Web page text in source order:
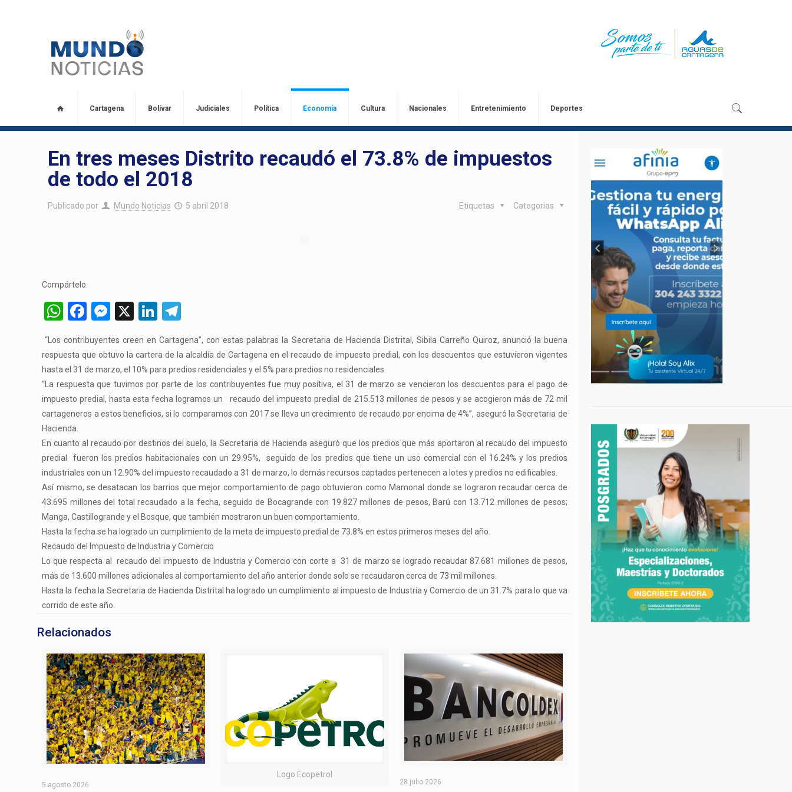
Cartagena Bolívar Judiciales Política Economía Cultura Nacionales Entretenimiento Deportes
En tres meses Distrito recaudó el 73.8% de impuestos
de todo el 2018
Publicado por Mundo Noticias 5 abril 2018 Categorias
Etiquetas
Compártelo:
WhatsApp
Facebook
Messenger
X LinkedIn
“Los contribuyentes creen en Cartagena”, con estas palabras la Secretaria de Hacienda Distrital, Sibila Carreño Quiroz, anunció la buena
respuesta que obtuvo la cartera de la alcaldía de Cartagena en el recaudo de impuesto predial, con los descuentos que estuvieron vigentes
hasta el 31 de marzo, el 10% para predios residenciales y el 5% para predios no residenciales.
“La respuesta que tuvimos por parte de los contribuyentes fue muy positiva, el 31 de marzo se vencieron los descuentos para el pago de
impuesto predial, hasta esta fecha logramos un recaudo del impuesto predial de 215.513 millones de pesos y se acogieron más de 72 mil
cartageneros a estos beneficios, si lo comparamos con 2017 se lleva un crecimiento de recaudo por encima de 4%”, aseguró la Secretaria de
Hacienda.
En cuanto al recaudo por destinos del suelo, la Secretaria de Hacienda aseguró que los predios que más aportaron al recaudo del impuesto
predial fueron los predios habitacionales con un 29.95%, seguido de los predios que tiene un uso comercial con el 16.24% y los predios
industriales con un 12.90% del impuesto recaudado a 31 de marzo, lo demás recursos captados pertenecen a lotes y predios no edificables.
Así mismo, se desatacan los barrios que mejor comportamiento de pago obtuvieron como Mamonal donde se lograron recaudar cerca de
43.695 millones del total recaudado a la fecha, seguido de Bocagrande con 19.827 millones de pesos, Barú con 13.712 millones de pesos;
Manga, Castillogrande y el Bosque, que también mostraron un buen comportamiento.
Hasta la fecha se ha logrado un cumplimiento de la meta de impuesto predial de 73.8% en estos primeros meses del año.
Recaudo del Impuesto de Industria y Comercio
Lo que respecta al recaudo del impuesto de Industria y Comercio con corte a 31 de marzo se logrado recaudar 87.681 millones de pesos,
más de 13.600 millones adicionales al comportamiento del año anterior donde solo se recaudaron cerca de 73 mil millones.
Hasta la fecha la Secretaria de Hacienda Distrital ha logrado un cumplimiento al impuesto de Industria y Comercio de un 31.7% para lo que va
corrido de este año.
Relacionados
5 agosto 2026
Logo Ecopetrol
28 julio 2026